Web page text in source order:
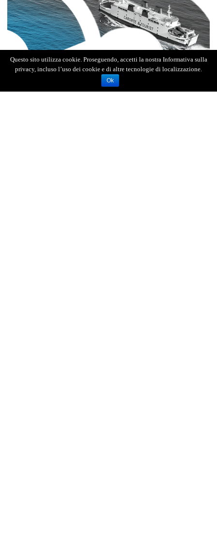
Questo sito utilizza cookie. Proseguendo, accetti la nostra Informativa sulla
privacy, incluso l’uso dei cookie e di altre tecnologie di localizzazione.
Ok